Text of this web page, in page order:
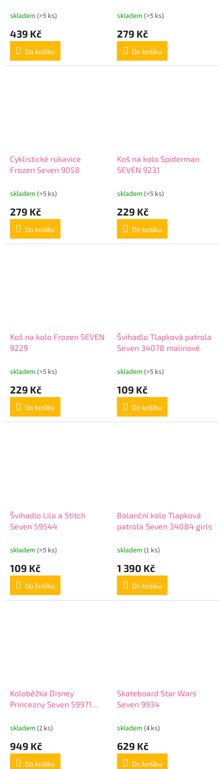
skladem (>5 ks)
439 Kč
Do košíku
skladem (>5 ks)
279 Kč
Do košíku
Cyklistické rukavice
Frozen Seven 9058
skladem (>5 ks)
279 Kč
Do košíku
Koš na kolo Spiderman
SEVEN 9231
skladem (>5 ks)
229 Kč
Do košíku
Koš na kolo Frozen SEVEN
9229
skladem (>5 ks)
229 Kč
Do košíku
Švihadlo Tlapková patrola
Seven 34078 malinové
skladem (>5 ks)
109 Kč
Do košíku
Švihadlo Lilo a Stitch
Seven 59544
skladem (>5 ks)
109 Kč
Do košíku
Balanční kolo Tlapková
patrola Seven 34084 girls
skladem (1 ks)
1 390 Kč
Do košíku
Koloběžka Disney
Princezny Seven 59971
skladem (2 ks)
949 Kč
Do košíku
Skateboard Star Wars
Seven 9934
skladem (4 ks)
629 Kč
Do košíku